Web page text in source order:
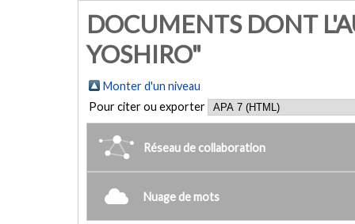
DOCUMENTS DONT
YOSHIRO"
Monter d'un niveau
Pour citer ou exporter
Réseau de collaboration
Nuage de mots